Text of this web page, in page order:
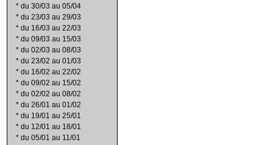
* du 30/03 au 05/04
* du 23/03 au 29/03
* du 16/03 au 22/03
* du 09/03 au 15/03
* du 02/03 au 08/03
* du 23/02 au 01/03
* du 16/02 au 22/02
* du 09/02 au 15/02
* du 02/02 au 08/02
* du 26/01 au 01/02
* du 19/01 au 25/01
* du 12/01 au 18/01
* du 05/01 au 11/01